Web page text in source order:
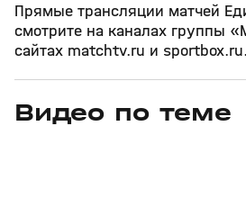
Прямые трансляции матчей
смотрите на каналах группы
сайтах matchtv.ru и sportbox.ru.
Видео по теме
25 июн, 16:52